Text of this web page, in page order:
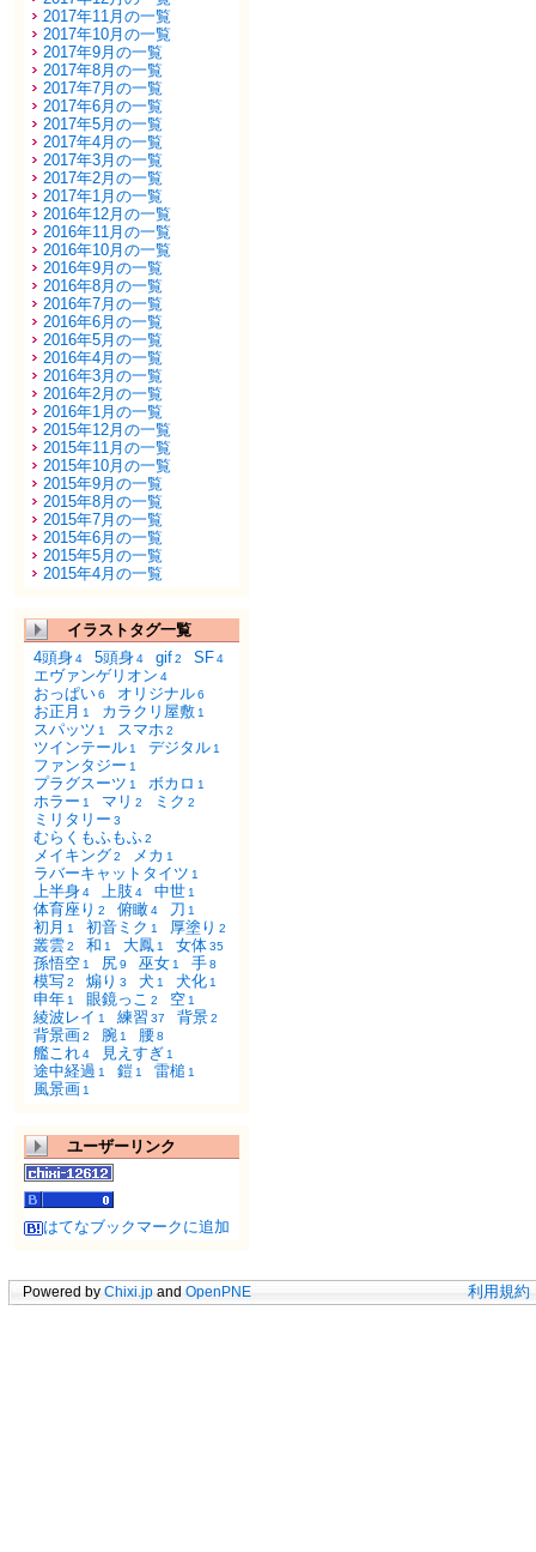
2017年11月の一覧
2017年10月の一覧
2017年9月の一覧
2017年8月の一覧
2017年7月の一覧
2017年6月の一覧
2017年5月の一覧
2017年4月の一覧
2017年3月の一覧
2017年2月の一覧
2017年1月の一覧
2016年12月の一覧
2016年11月の一覧
2016年10月の一覧
2016年9月の一覧
2016年8月の一覧
2016年7月の一覧
2016年6月の一覧
2016年5月の一覧
2016年4月の一覧
2016年3月の一覧
2016年2月の一覧
2016年1月の一覧
2015年12月の一覧
2015年11月の一覧
2015年10月の一覧
2015年9月の一覧
2015年8月の一覧
2015年7月の一覧
2015年6月の一覧
2015年5月の一覧
2015年4月の一覧
イラストタグ一覧
4頭身4 5頭身4 gif2 SF4
エヴァンゲリオン 4
おっぱい6 オリジナル6
お正月 1 カラクリ屋敷 1
スパッツ 1 スマホ 2
ツインテール 1 デジタル 1
ファンタジー 1
プラグスーツ 1 ボカロ 1
ホラー 1 マリ 2 ミク 2
ミリタリー 3
むらくもふもふ2
メイキング2 メカ 1
ラバーキャットタイツ 1
上半身4 上肢 4 中世 1
体育座り 2 俯瞰4 刀 1
初月 1 初音ミク 1 厚塗り 2
叢雲2 和 1 大鳳 1 女体35
孫悟空 1 尻9 巫女 1 手8
模写2 煽り 3 犬 1 犬化 1
申年 1 眼鏡っこ 2 空 1
綾波レイ 1 練習 37 背景2
背景画2 腕 1 腰8
艦これ4 見えすぎ 1
途中経過 1 鎧 1 雷槌 1
風景画 1
ユーザーリンク
はてなブックマークに追加
Powered by Chixi.jp and OpenPNE 利用規約